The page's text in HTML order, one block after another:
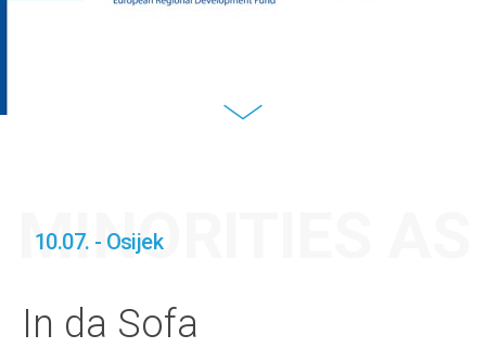
10.07. - Osijek
MINORITIES
In da Sofa